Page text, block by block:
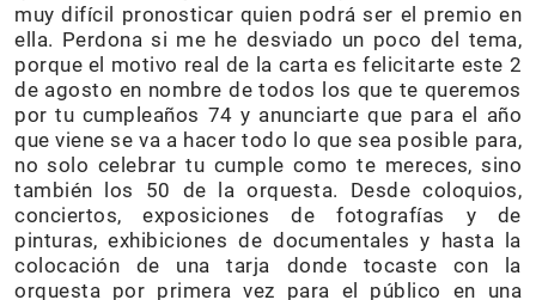
muy difícil pronosticar quien podrá ser el premio en
ella. Perdona si me he desviado un poco del tema,
porque el motivo real de la carta es felicitarte este 2
de agosto en nombre de todos los que te queremos
por tu cumpleaños 74 y anunciarte que para el año
que viene se va a hacer todo lo que sea posible para,
no solo celebrar tu cumple como te mereces, sino
también los 50 de la orquesta. Desde coloquios,
conciertos, exposiciones de fotografías y de
pinturas, exhibiciones de documentales y hasta la
colocación de una tarja donde tocaste con la
orquesta por primera vez para el público en una